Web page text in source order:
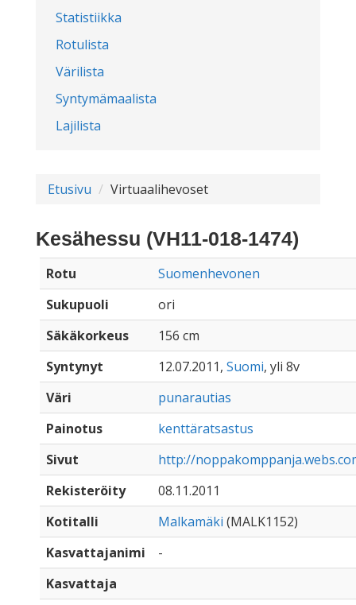
Statistiikka
Rotulista
Värilista
Syntymämaalista
Lajilista
Etusivu Virtuaalihevoset
Kesähessu (VH11-018-1474)
Rotu
Suomenhevonen
Sukupuoli
ori
Säkäkorkeus
156 cm
Syntynyt
12.07.2011, Suomi, yli 8v
Väri
punarautias
Painotus
kenttäratsastus
Sivut
http://
Rekisteröity
08.11.2011
Kotitalli
Malkamäki (MALK1152)
Kasvattajanimi
-
Kasvattaja